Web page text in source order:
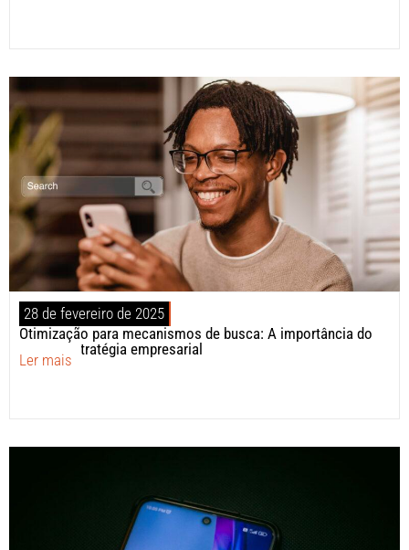
28 de fevereiro de 2025
Otimização para mecanismos de busca: A importância do
SEO na estratégia empresarial
Ler mais